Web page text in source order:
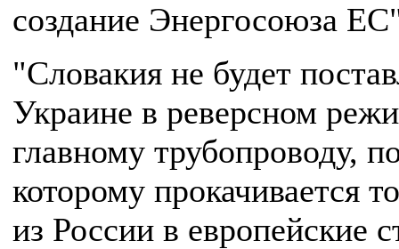
создание Энергосоюза
"Словакия не будет
Украине в реверсном
главному трубопроводу,
которому прокачивается
из России в европейские